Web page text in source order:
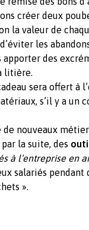
créer deux
la valeur de
les
des
litière.
sera offert à
s’il y a un
nouveaux
la suite, des
à l’entreprise en
salariés pendant
».